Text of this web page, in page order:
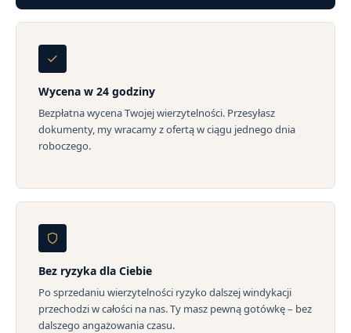
Wycena w 24 godziny
Bezpłatna wycena Twojej wierzytelności. Przesyłasz
dokumenty, my wracamy z ofertą w ciągu jednego dnia
roboczego.
Bez ryzyka dla Ciebie
Po sprzedaniu wierzytelności ryzyko dalszej windykacji
przechodzi w całości na nas. Ty masz pewną gotówkę – bez
dalszego angażowania czasu.